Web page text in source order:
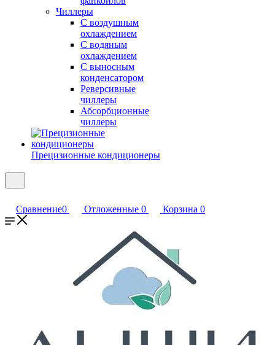
Чиллеры
С воздушным
охлаждением
С водяным
охлаждением
С выносным
конденсатором
Реверсивные
чиллеры
Абсорбционные
чиллеры
Прецизионные кондиционеры
Сравнение0 Отложенные 0 Корзина 0